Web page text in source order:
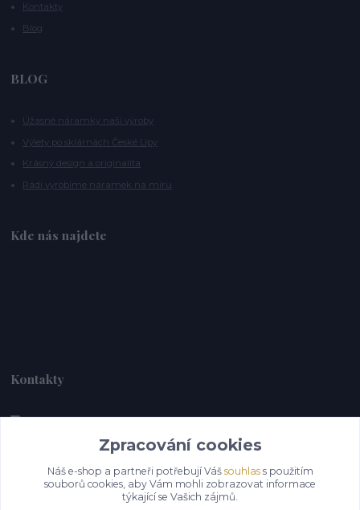
Kontakty
Blog
BLOG
Úžasné náramky naší výroby
Výlety po sklárnách České Lípy
Krásný design a originalita
Rádi vyrobíme náramek na míru
Kde nás najdete
Kontakty
Alebrije@alebrije.cz
Zpracování cookies
Náš e-shop a partneři potřebují Váš souhlass použitím
souborů cookies, aby Vám mohli zobrazovat informace
týkající se Vašich zájmů.